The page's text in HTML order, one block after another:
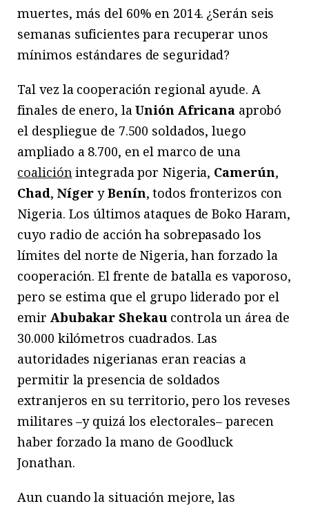
muertes, más del 60% en 2014. ¿Serán seis
semanas suficientes para recuperar unos
mínimos estándares de seguridad?
Tal vez la cooperación regional ayude. A
finales de enero, laUnión Africana aprobó
el despliegue de 7.500 soldados, luego
ampliado a 8.700, en el marco de una
coalición integrada por Nigeria, Camerún,
Chad, Níger yBenín, todos fronterizos con
Nigeria. Los últimos ataques de Boko Haram,
cuyo radio de acción ha sobrepasado los
límites del norte de Nigeria, han forzado la
cooperación. El frente de batalla es vaporoso,
pero se estima que el grupo liderado por el
emir Abubakar Shekau controla un área de
30.000 kilómetros cuadrados. Las
autoridades nigerianas eran reacias a
permitir la presencia de soldados
extranjeros en su territorio, pero los reveses
militares –y quizá los electorales– parecen
haber forzado la mano de Goodluck
Jonathan.
Aun cuando la situación mejore, las